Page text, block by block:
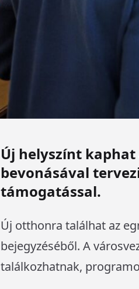
Új helyszínt
bevonásával
támogatással.
Új otthonra találhat az
bejegyzéséből. A
találkozhatnak,